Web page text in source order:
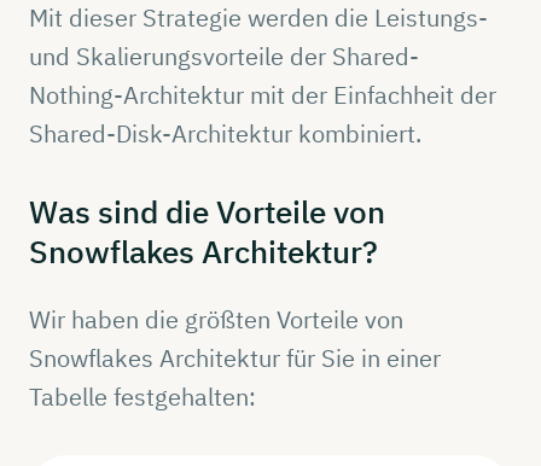
Mit dieser Strategie werden die Leistungs-
und Skalierungsvorteile der Shared-
Nothing-Architektur mit der Einfachheit der
Shared-Disk-Architektur kombiniert.
Was sind dieVorteilevon
Snowflakes Architektur?
Wir haben die größten Vorteile von
Snowflakes Architektur für Sie in einer
Tabelle festgehalten: